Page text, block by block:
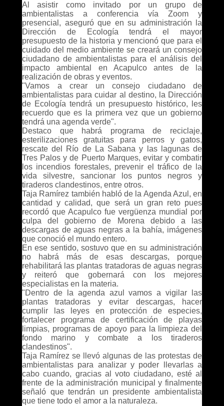
Al asistir como invitado por un grupo de
ambientalistas a conferencia vía Zoom y
presencial, aseguró que en su administración la
Dirección de Ecología tendrá el mayor
presupuesto de la historia y mencionó que para el
cuidado del medio ambiente se creará un consejo
ciudadano de ambientalistas para el análisis del
impacto ambiental en Acapulco antes de la
realización de obras y eventos.
"Vamos a crear un consejo ciudadano de
ambientalistas para cuidar al destino, la Dirección
de Ecología tendrá un presupuesto histórico, les
recuerdo que es la primera vez que un gobierno
tendrá una agenda verde".
Destaco que habrá programa de reciclaje,
esterilizaciones gratuitas para perros y gatos,
rescate del Río de La Sabana y las lagunas de
Tres Palos y de Puerto Marques, evitar y combatir
los incendios forestales, prevenir el tráfico de la
vida silvestre, sancionar los puntos negros y
tiraderos clandestinos, entre otros.
Taja Ramírez también habló de la Agenda Azul, en
cantidad y calidad, que será un gran reto pues
recordó que Acapulco fue vergüenza mundial por
culpa del gobierno de Morena debido a las
descargas de aguas negras a la bahía, imágenes
que conoció el mundo entero.
En ese sentido, sostuvo que en su administración
no habrá más de esas descargas, porque
rehabilitará las plantas tratadoras de aguas negras
y reiteró que gobernará con los mejores
especialistas en la materia.
"Dentro de la agenda azul vamos a vigilar las
plantas tratadoras y evitar descargas, hacer
cumplir las leyes en protección de especies,
fortalecer programa de certificación de playas
limpias, programas de apoyo para la limpieza del
fondo marino y combate a los tiraderos
clandestinos".
Taja Ramírez se llevó algunas de las protestas de
ambientalistas para analizar y poder llevarlas a
cabo cuando, gracias al voto ciudadano, esté al
frente de la administración municipal y finalmente
señaló que tendrán un presidente ambientalista
que tiene todo el amor a la naturaleza.